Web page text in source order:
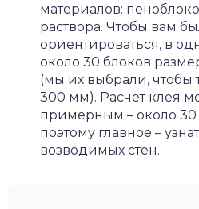
материалов:
раствора. Чтобы вам
ориентироваться, в
около 30 блоков
(мы их выбрали, чтобы
300 мм). Расчет клея
примерным – около 30
поэтому главное –
возводимых стен.